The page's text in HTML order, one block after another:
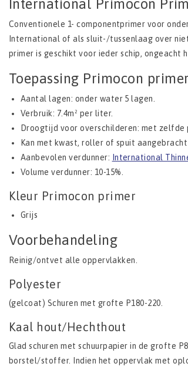
International Primocon
Conventionele 1- componentprimer voor
International of als sluit-/tussenlaag over
primer is geschikt voor ieder schip, ongeacht
Toepassing Primocon primer
Aantal lagen: onder water 5 lagen.
Verbruik: 7.4m² per liter.
Droogtijd voor overschilderen: met zelfde
Kan met kwast, roller of spuit
Aanbevolen verdunner: International
Volume verdunner: 10-15%.
Kleur Primocon primer
Grijs
Voorbehandeling
Reinig/ontvet alle oppervlakken.
Polyester
(gelcoat) Schuren met grofte P180-­220.
Kaal hout/Hechthout
Glad schuren met schuurpapier in de grofte
borstel/stoffer. Indien het oppervlak met